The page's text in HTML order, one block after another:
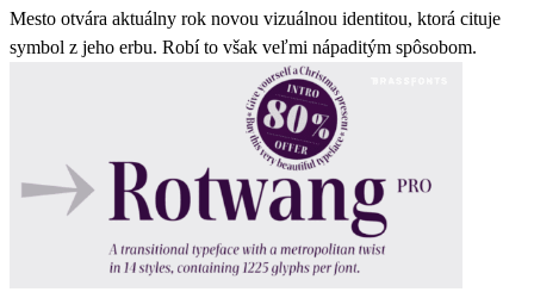
Mesto otvára aktuálny rok novou vizuálnou identitou, ktorá cituje
symbol z jeho erbu. Robí to však veľmi nápaditým spôsobom.